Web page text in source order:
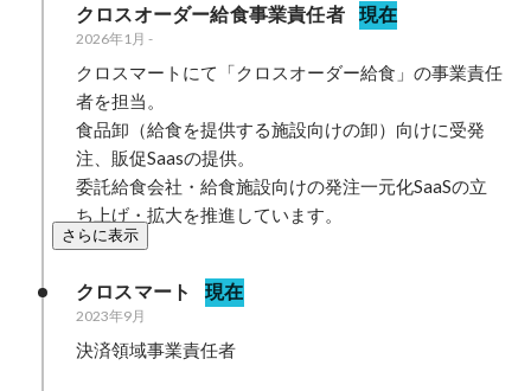
クロスオーダー給食事業責任者 現在
2026年1月 -
クロスマートにて「クロスオーダー給食」の事業責任
者を担当。
食品卸（給食を提供する施設向けの卸）向けに受発
注、販促Saasの提供。
委託給食会社・給食施設向けの発注一元化SaaSの立
ち上げ・拡大を推進しています。
さらに表示
クロスマート 現在
2023年9月
決済領域事業責任者